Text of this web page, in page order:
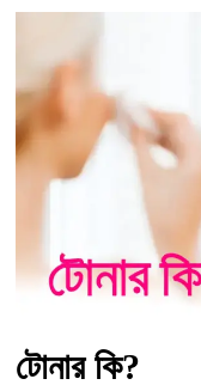
টোনার কি?